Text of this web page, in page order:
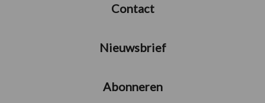
Contact
Nieuwsbrief
Abonneren